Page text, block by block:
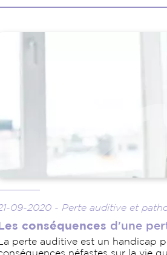
09-2020 - Perte auditive et
Les conséquences d'une
La perte auditive est un handicap